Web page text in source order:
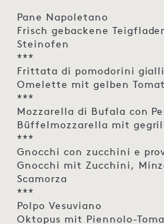
Pane Napoletano
Frisch gebackene
Steinofen
***
Frittata di pomodorini
Omelette mit gelben
***
Mozzarella di Bufala con
Büffelmozzarella mit
***
Gnocchi con zucchini e
Gnocchi mit Zucchini,
Scamorza
***
Polpo Vesuviano
Oktopus mit Piennolo-